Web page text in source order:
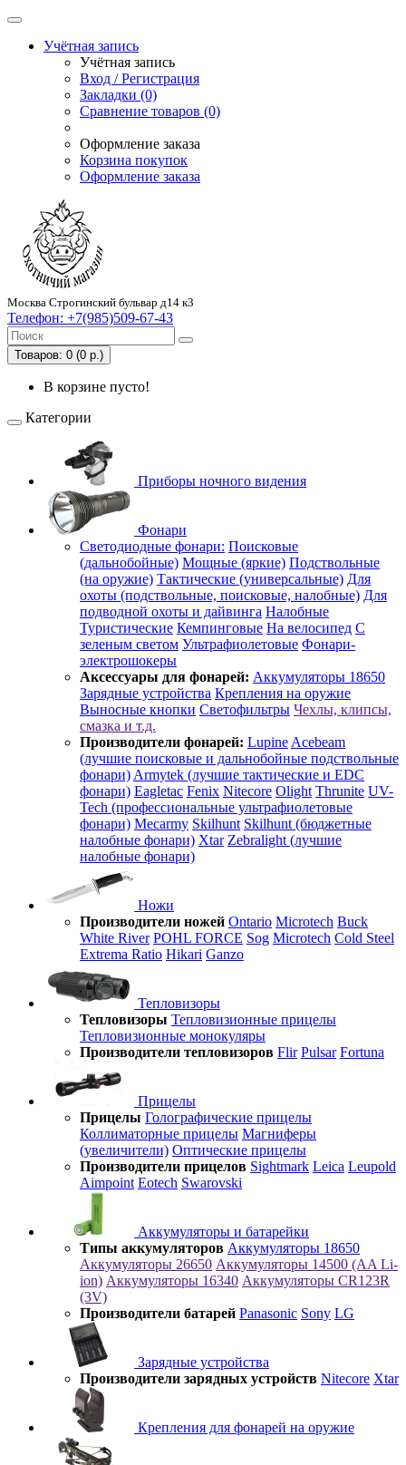
Учётная запись
Учётная запись
Вход / Регистрация
Закладки (0)
Сравнение товаров (0)
Оформление заказа
Корзина покупок
Оформление заказа
Москва Строгинский бульвар д14 к3
Телефон: +7(985)509-67-43
Товаров: 0 (0 р.)
В корзине пусто!
Категории
Приборы ночного видения
Фонари
Светодиодные фонари: Поисковые
(дальнобойные) Мощные (яркие) Подствольные
(на оружие) Тактические (универсальные) Для
охоты (подствольные, поисковые, налобные) Для
подводной охоты и дайвинга Налобные
Туристические Кемпинговые На велосипед С
зеленым светом Ультрафиолетовые Фонари-
электрошокеры
Аксессуары для фонарей: Аккумуляторы 18650
Зарядные устройства Крепления на оружие
Выносные кнопки Светофильтры Чехлы, клипсы,
смазка и т.д.
Производители фонарей: Lupine Acebeam
(лучшие поисковые и дальнобойные подствольные
фонари) Armytek (лучшие тактические и EDC
фонари) Eagletac Fenix Nitecore Olight Thrunite UV-
Tech (профессиональные ультрафиолетовые
фонари) Mecarmy Skilhunt Skilhunt (бюджетные
налобные фонари) Xtar Zebralight (лучшие
налобные фонари)
Ножи
Производители ножей Ontario Microtech Buck
White River POHL FORCE Sog Microtech Cold Steel
Extrema Ratio Hikari Ganzo
Тепловизоры
Тепловизоры Тепловизионные прицелы
Тепловизионные монокуляры
Производители тепловизоров Flir Pulsar Fortuna
Прицелы
Прицелы Голографические прицелы
Коллиматорные прицелы Магниферы
(увеличители) Оптические прицелы
Производители прицелов Sightmark Leica Leupold
Aimpoint Eotech Swarovski
Аккумуляторы и батарейки
Типы аккумуляторов Аккумуляторы 18650
Аккумуляторы 26650 Аккумуляторы 14500 (AA Li-
ion) Аккумуляторы 16340 Аккумуляторы CR123R
(3V)
Производители батарей Panasonic Sony LG
Зарядные устройства
Производители зарядных устройств Nitecore Xtar
Крепления для фонарей на оружие